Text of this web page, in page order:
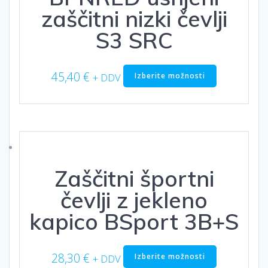
strani
zaščitni nizki čevlji
S3 SRC
45,40 € + DDV Izberite možnosti
Ta
izdelek
Zaščitni športni
čevlji z jekleno
kapico BSport 3B+S
28,30 € + DDV Izberite možnosti
Ta
izdelek